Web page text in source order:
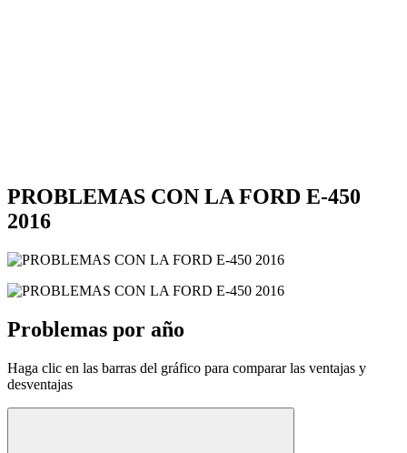
PROBLEMAS CON LA FORD E-450
2016
Problemas por año
Haga clic en las barras del gráfico para comparar las ventajas y
desventajas